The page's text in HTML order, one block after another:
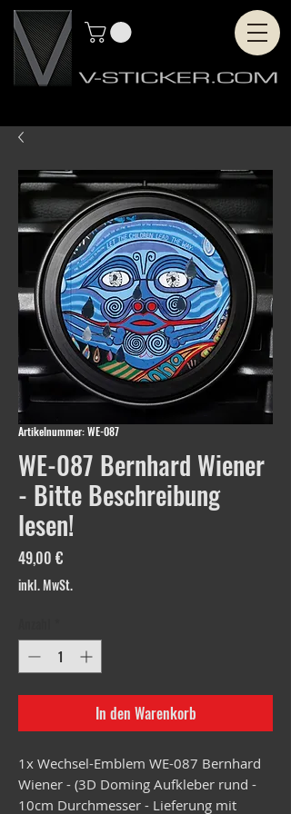
Artikelnummer: WE-087
WE-087 Bernhard Wiener
- Bitte Beschreibung
lesen!
49,00 €Preis
inkl. MwSt.
In den Warenkorb
1x Wechsel-Emblem WE-087 Bernhard
Wiener - (3D Doming Aufkleber rund -
10cm Durchmesser - Lieferung mit